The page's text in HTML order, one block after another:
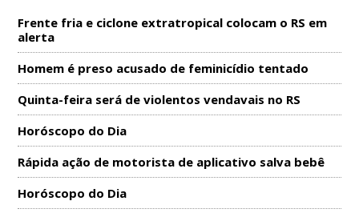
Frente fria e ciclone extratropical colocam o RS em
alerta
Homem é preso acusado de feminicídio tentado
Quinta-feira será de violentos vendavais no RS
Horóscopo do Dia
Rápida ação de motorista de aplicativo salva bebê
Horóscopo do Dia